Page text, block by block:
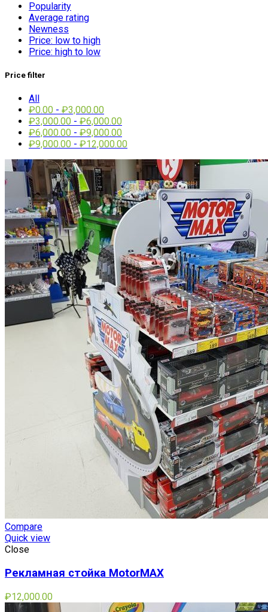
Popularity
Average rating
Newness
Price: low to high
Price: high to low
Price filter
All
₽0.00 - ₽3,000.00
₽3,000.00 - ₽6,000.00
₽6,000.00 - ₽9,000.00
₽9,000.00 - ₽12,000.00
Compare
Quick view
Close
Рекламная стойка MotorMAX
₽12,000.00